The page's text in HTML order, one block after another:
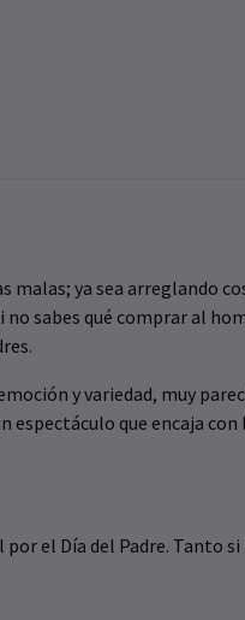
malas; ya sea arreglando
no sabes qué comprar al
y variedad, muy
espectáculo que encaja con
el Día del Padre. Tanto si